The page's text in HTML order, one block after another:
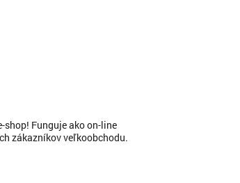
shop! Funguje ako on-line
zákazníkov veľkoobchodu.